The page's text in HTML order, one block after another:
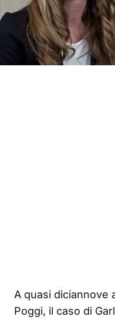
A quasi diciannove
Poggi, il caso di